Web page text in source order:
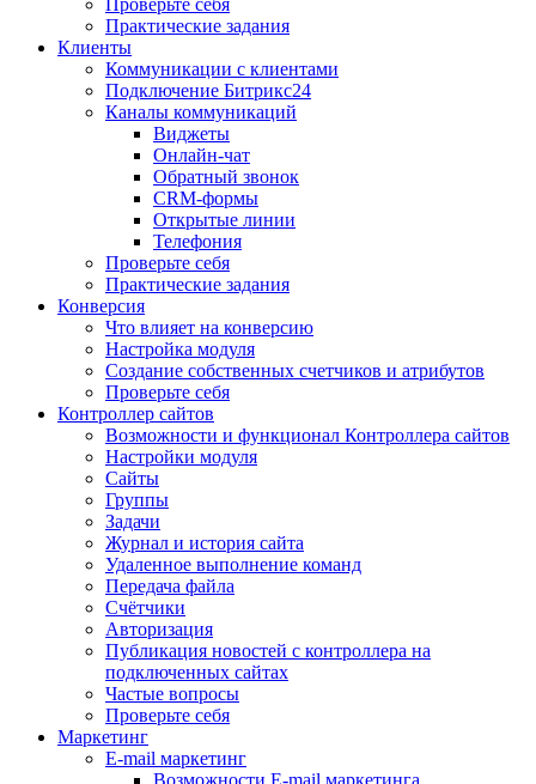
Проверьте себя
Практические задания
Клиенты
Коммуникации с клиентами
Подключение Битрикс24
Каналы коммуникаций
Виджеты
Онлайн-чат
Обратный звонок
CRM-формы
Открытые линии
Телефония
Проверьте себя
Практические задания
Конверсия
Что влияет на конверсию
Настройка модуля
Создание собственных счетчиков и атрибутов
Проверьте себя
Контроллер сайтов
Возможности и функционал Контроллера сайтов
Настройки модуля
Сайты
Группы
Задачи
Журнал и история сайта
Удаленное выполнение команд
Передача файла
Счётчики
Авторизация
Публикация новостей с контроллера на
подключенных сайтах
Частые вопросы
Проверьте себя
Маркетинг
E-mail маркетинг
Возможности E-mail маркетинга